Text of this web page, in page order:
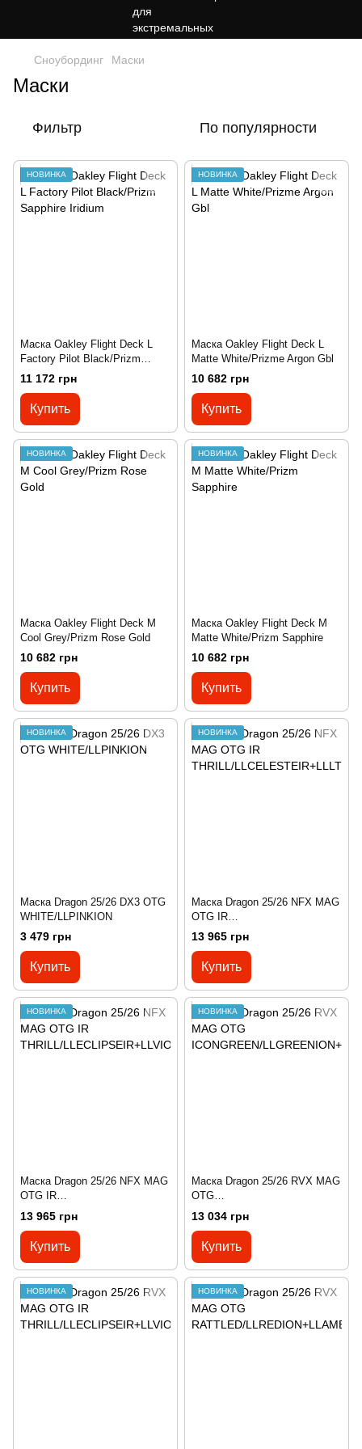
Сноубординг Маски
Маски
Фильтр По популярности
НОВИНКА
Маска Oakley Flight Deck L
Factory Pilot Black/Prizm
Sapphire Iridium
11 172 грн
Купить
НОВИНКА
Маска Oakley Flight Deck L
Matte White/Prizme Argon Gbl
10 682 грн
Купить
НОВИНКА
Маска Oakley Flight Deck M
Cool Grey/Prizm Rose Gold
10 682 грн
Купить
НОВИНКА
Маска Oakley Flight Deck M
Matte White/Prizm Sapphire
10 682 грн
Купить
НОВИНКА
Маска Dragon 25/26 DX3 OTG
WHITE/LLPINKION
3 479 грн
Купить
НОВИНКА
Маска Dragon 25/26 NFX MAG
OTG IR
THRILL/LLCELESTEIR+LLLTR
13 965 грн
Купить
НОВИНКА
Маска Dragon 25/26 NFX MAG
OTG IR
THRILL/LLECLIPSEIR+LLVIOL
13 965 грн
Купить
НОВИНКА
Маска Dragon 25/26 RVX MAG
OTG
ICONGREEN/LLGREENION+L
13 034 грн
Купить
НОВИНКА НОВИНКА